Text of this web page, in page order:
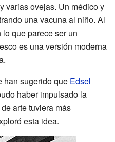
varias ovejas. Un médico y
una vacuna al niño. Al
que parece ser un
es una versión moderna
han sugerido que Edsel
haber impulsado la
arte tuviera más
esta idea.